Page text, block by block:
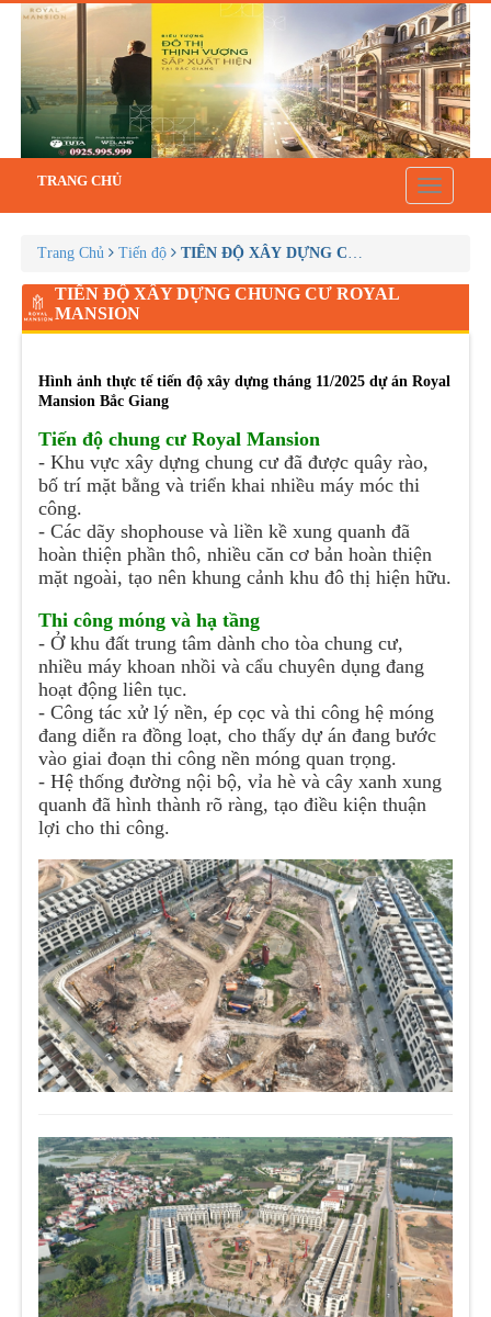
Toggle
TRANG CHỦ
Trang Chủ Tiến độ TIẾN ĐỘ XÂY DỰNG CHUNG CƯ ROYAL
TIẾN ĐỘ XÂY DỰNG CHUNG CƯ ROYAL
MANSION
Hình ảnh thực tế tiến độ xây dựng tháng 11/2025 dự án Royal
Mansion Bắc Giang
Tiến độ chung cư Royal Mansion
- Khu vực xây dựng chung cư đã được quây rào,
bố trí mặt bằng và triển khai nhiều máy móc thi
công.
- Các dãy shophouse và liền kề xung quanh đã
hoàn thiện phần thô, nhiều căn cơ bản hoàn thiện
mặt ngoài, tạo nên khung cảnh khu đô thị hiện hữu.
Thi công móng và hạ tầng
- Ở khu đất trung tâm dành cho tòa chung cư,
nhiều máy khoan nhồi và cẩu chuyên dụng đang
hoạt động liên tục.
- Công tác xử lý nền, ép cọc và thi công hệ móng
đang diễn ra đồng loạt, cho thấy dự án đang bước
vào giai đoạn thi công nền móng quan trọng.
- Hệ thống đường nội bộ, vỉa hè và cây xanh xung
quanh đã hình thành rõ ràng, tạo điều kiện thuận
lợi cho thi công.